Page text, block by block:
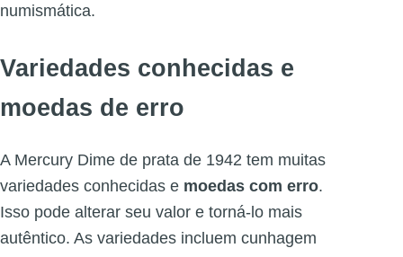
numismática.
Variedades conhecidas e
moedas de erro
A Mercury Dime de prata de 1942 tem muitas
variedades conhecidas e moedas com erro.
Isso pode alterar seu valor e torná-lo mais
autêntico. As variedades incluem cunhagem